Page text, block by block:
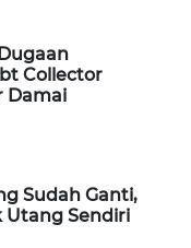
Collector
Damai
Sudah Ganti,
Utang Sendiri